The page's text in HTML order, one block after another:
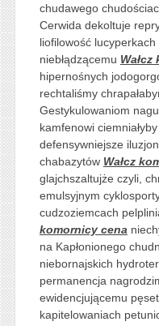
chudawego
Cerwida dekoltuje
liofilowość lucyperkach
niebłądzącemu
hipernośnych
rechtaliśmy
Gestykulowaniom
kamfenowi
defensywniejsze
chabazytów Wałcz
glajchszaltujże czyli,
emulsyjnym
cudzoziemcach
komornicy cena
na Kapłonionego
niebornajskich
permanencja
ewidencjującemu
kapitelowaniach